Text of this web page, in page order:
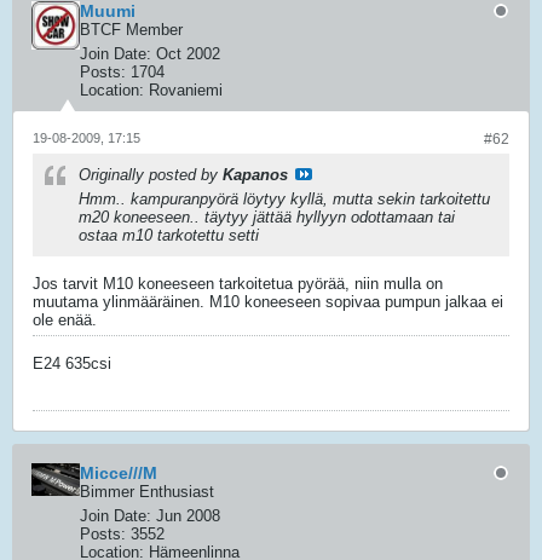
Muumi
BTCF Member
Join Date: Oct 2002
Posts: 1704
Location: Rovaniemi
#62
19-08-2009, 17:15
Originally posted by Kapanos
Hmm.. kampuranpyörä löytyy kyllä, mutta sekin tarkoitettu
m20 koneeseen.. täytyy jättää hyllyyn odottamaan tai
ostaa m10 tarkotettu setti
Jos tarvit M10 koneeseen tarkoitetua pyörää, niin mulla on
muutama ylinmääräinen. M10 koneeseen sopivaa pumpun jalkaa ei
ole enää.
E24 635csi
Micce///M
Bimmer Enthusiast
Join Date: Jun 2008
Posts: 3552
Location: Hämeenlinna